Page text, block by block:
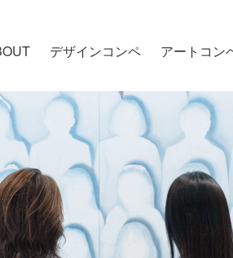
デザインコンペ アートコン